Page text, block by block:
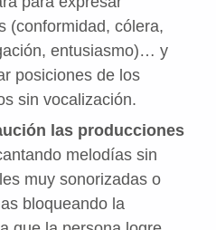
(conformidad, cólera,
entusiasmo)… y
posiciones de los
sin vocalización.
las producciones
melodías sin
muy sonorizadas o
bloqueando la